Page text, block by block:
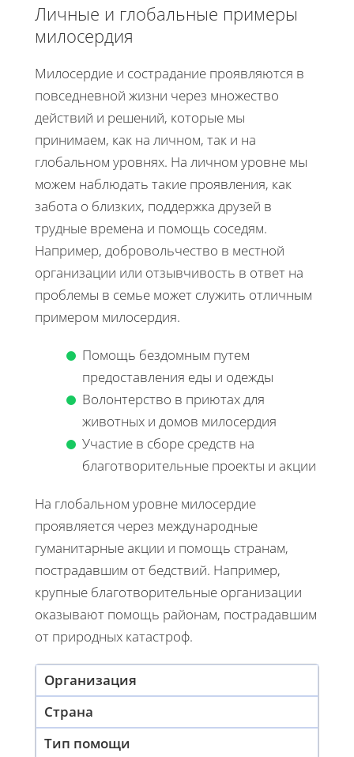
Личные и глобальные примеры
милосердия
Милосердие и сострадание проявляются в
повседневной жизни через множество
действий и решений, которые мы
принимаем, как на личном, так и на
глобальном уровнях. На личном уровне мы
можем наблюдать такие проявления, как
забота о близких, поддержка друзей в
трудные времена и помощь соседям.
Например, добровольчество в местной
организации или отзывчивость в ответ на
проблемы в семье может служить отличным
примером милосердия.
Помощь бездомным путем
предоставления еды и одежды
Волонтерство в приютах для
животных и домов милосердия
Участие в сборе средств на
благотворительные проекты и акции
На глобальном уровне милосердие
проявляется через международные
гуманитарные акции и помощь странам,
пострадавшим от бедствий. Например,
крупные благотворительные организации
оказывают помощь районам, пострадавшим
от природных катастроф.
Организация
Страна
Тип помощи